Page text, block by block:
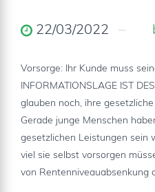
22/03/2022
Vorsorge: Ihr Kunde muss
INFORMATIONSLAGE IST
glauben noch, ihre
Gerade junge Menschen
gesetzlichen Leistungen sein
viel sie selbst vorsorgen
von Rentenniveauabsenkung